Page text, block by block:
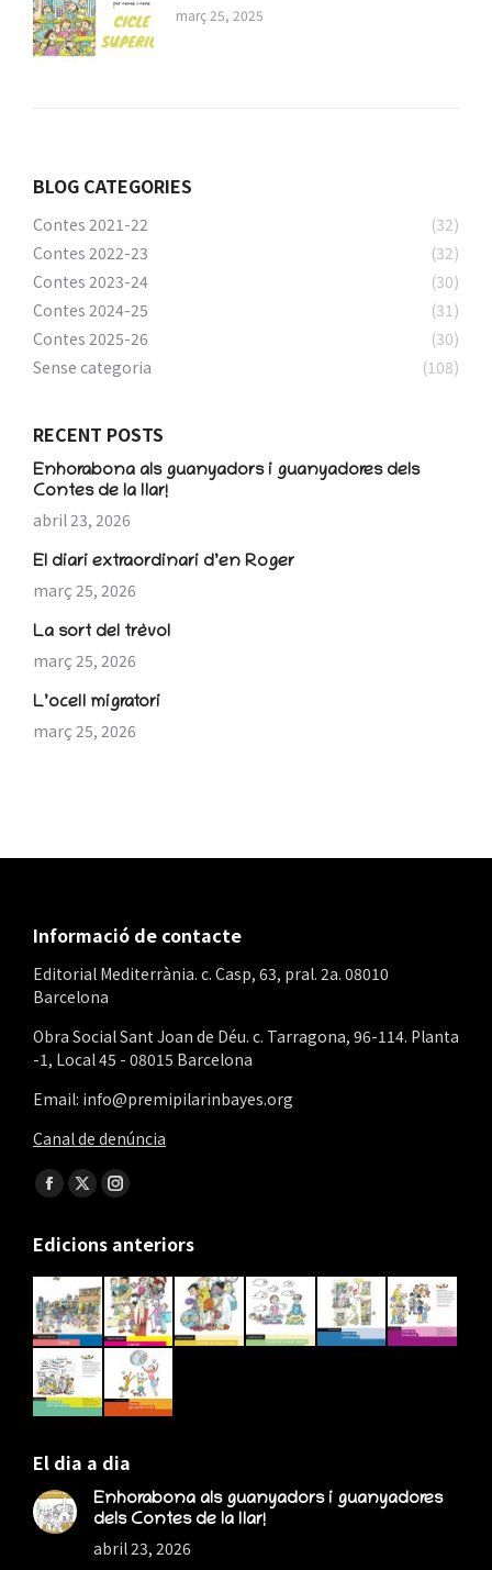
març 25, 2025
BLOG CATEGORIES
Contes 2021-22
(32)
Contes 2022-23
(32)
Contes 2023-24
(30)
Contes 2024-25
(31)
Contes 2025-26
(30)
Sense categoria
(108)
RECENT POSTS
Enhorabona als guanyadors i guanyadores dels
Contes de la llar!
abril 23, 2026
El diari extraordinari d’en Roger
març 25, 2026
La sort del trèvol
març 25, 2026
L’ocell migratori
març 25, 2026
Informació de contacte
Editorial Mediterrània. c. Casp, 63, pral. 2a. 08010
Barcelona
Obra Social Sant Joan de Déu. c. Tarragona, 96-114. Planta
-1, Local 45 - 08015 Barcelona
Email: info@premipilarinbayes.org
Canal de denúncia
Find us on:
Facebook
opens
in
new
window
X
opens
in
new
window
Instagram
opens
in
new
window
Edicions anteriors
El dia a dia
Enhorabona als guanyadors i guanyadores
dels Contes de la llar!
abril 23, 2026